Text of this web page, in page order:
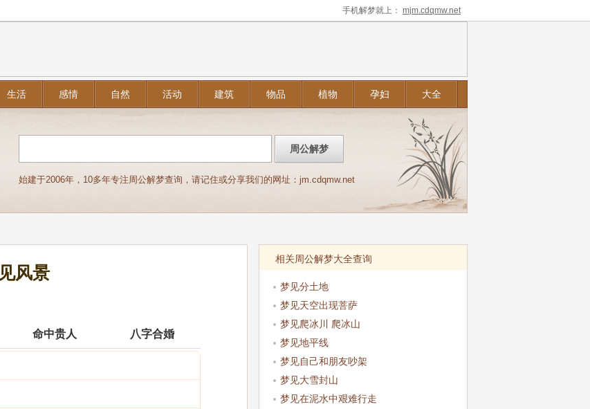
手机解梦就上： mjm.cdqmw.net
生活 感情 自然 活动 建筑 物品 植物 孕妇 大全
始建于2006年，10多年专注周公解梦查询，请记住或分享我们的网址：jm.cdqmw.net
风景
命中贵人 八字合婚
相关周公解梦大全查询
梦见分土地
梦见天空出现菩萨
梦见爬冰川 爬冰山
梦见地平线
梦见自己和朋友吵架
梦见大雪封山
梦见在泥水中艰难行走